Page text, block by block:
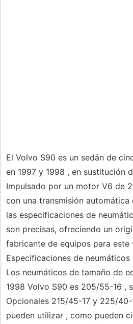
El Volvo S90 es un sedán de
en 1997 y 1998 , en sustitución
Impulsado por un motor V6 de
con una transmisión
las especificaciones de
son precisas, ofreciendo un
fabricante de equipos para este
Especificaciones de neumáticos
Los neumáticos de tamaño de
1998 Volvo S90 es 205/55-16 ,
Opcionales 215/45-17 y 225/
pueden utilizar , como pueden